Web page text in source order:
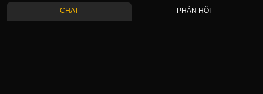
CHAT PHẢN HỒI